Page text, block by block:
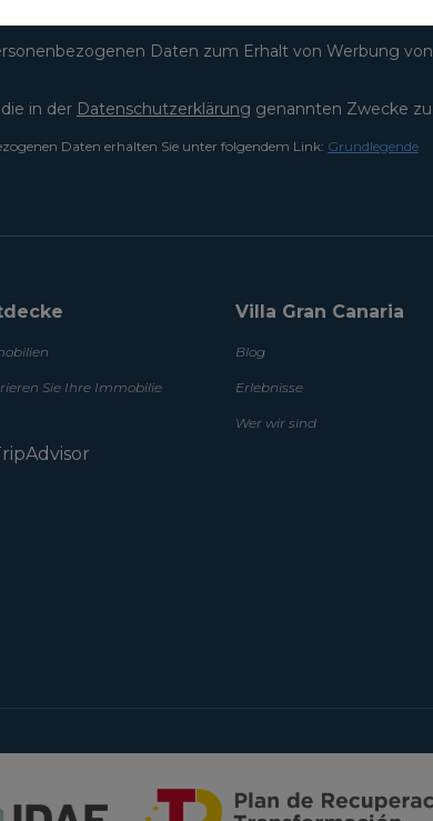
Daten zum Erhalt von Werbung von
in der Datenschutzerklärung genannten Zwecke zu
Daten erhalten Sie unter folgendem Link: Grundlegende
Sie Ihre Immobilie
Villa Gran Canaria
Blog
Erlebnisse
Wer wir sind